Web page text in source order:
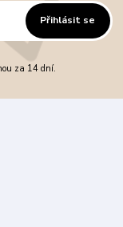
Přihlásit se
za 14 dní.